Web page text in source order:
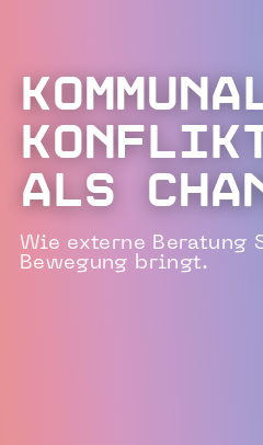
als
Wie externe
Bewegung bringt.